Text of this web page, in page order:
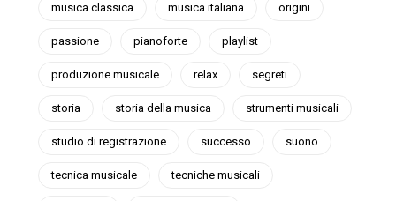
musica classica musica italiana origini
passione pianoforte playlist
produzione musicale relax segreti
storia storia della musica strumenti musicali
studio di registrazione successo suono
tecnica musicale tecniche musicali